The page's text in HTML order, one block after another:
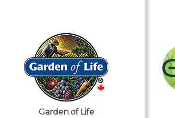
Garden of Life